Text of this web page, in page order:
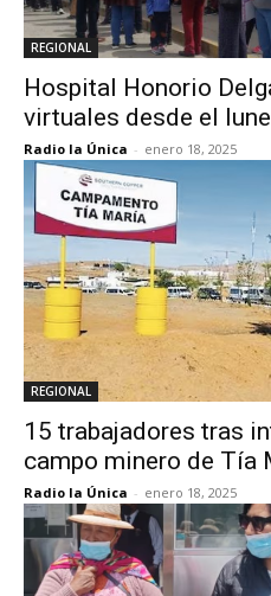
REGIONAL
Hospital Honorio
virtuales desde el
Radio la Única - enero 18, 2025
REGIONAL
15 trabajadores tras
campo minero de Tía
Radio la Única - enero 18, 2025